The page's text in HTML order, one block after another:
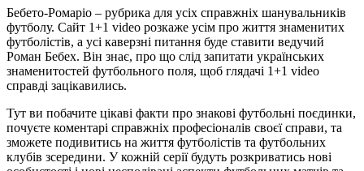
Бебето-Ромаріо – рубрика для усіх справжніх шанувальників
футболу. Сайт 1+1 video розкаже усім про життя знаменитих
футболістів, а усі каверзні питання буде ставити ведучий
Роман Бебех. Він знає, про що слід запитати українських
знаменитостей футбольного поля, щоб глядачі 1+1 video
справді зацікавились.
Тут ви побачите цікаві факти про знакові футбольні поєдинки,
почуєте коментарі справжніх професіоналів своєї справи, та
зможете подивитись на життя футболістів та футбольних
клубів зсередини. У кожній серії будуть розкриватись нові